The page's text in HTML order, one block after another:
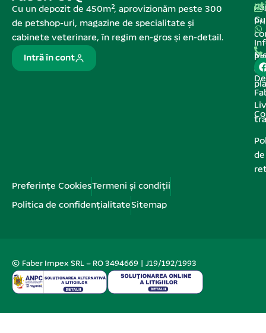
Cu un depozit de 450m², aprovizionăm peste 300
de petshop-uri, magazine de specialitate și
cabinete veterinare, în regim en-gros și en-detail.
Intră în cont
de
de
Preferințe CookiesTermeni și condiții
Politica de confidențialitateSitemap
© Faber Impex SRL – RO 3494669 | J19/192/1993